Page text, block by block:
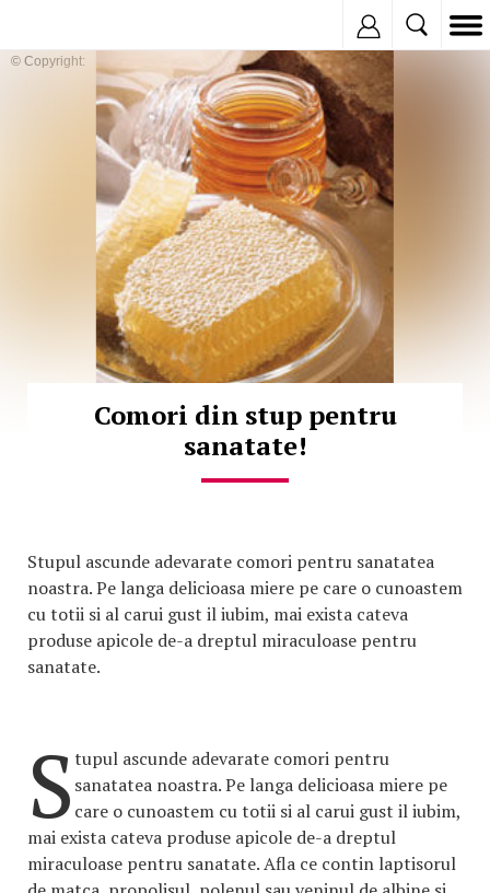
© Copyright:
Comori din stup pentru
sanatate!
Stupul ascunde adevarate comori pentru sanatatea
noastra. Pe langa delicioasa miere pe care o cunoastem
cu totii si al carui gust il iubim, mai exista cateva
produse apicole de-a dreptul miraculoase pentru
sanatate.
Stupul ascunde adevarate comori pentru
sanatatea noastra. Pe langa delicioasa miere pe
care o cunoastem cu totii si al carui gust il iubim,
mai exista cateva produse apicole de-a dreptul
miraculoase pentru sanatate. Afla ce contin laptisorul